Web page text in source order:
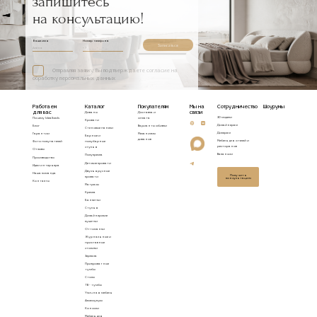
на консультацию!
Ваше имя Номер телефона
Записаться
Отправляя заявку, Вы подтверждаете согласие на
обработку персональных данных
Работаем
для вас
Почему Idealbeds
Блог
Гарантии
Фото покупателей
Отзывы
Производство
Идеи интерьера
Наша команда
Контакты
Каталог
Диваны
Кровати
Стеновые панели
Барные и
полубарные
стулья
Полукресла
Детские кровати
Двухъярусные
кровати
Матрасы
Кресла
Банкетки
Стулья
Дизайнерские
кушетки
Оттоманки
Журнальные и
приставные
столики
Зеркала
Прикроватные
тумбы
Столы
ТВ - тумбы
Уличная мебель
Аксессуары
Консоли
Покупателям
Доставка и
оплата
Варианты обивки
Механизмы
диванов
Мы на
связи
Сотрудничество
3D модели
Дизайнерам
Дилерам
Мебель для отелей и
ресторанов
Вакансии
Получить
консультацию
Шоурумы